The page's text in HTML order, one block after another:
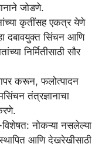
जोडणे.
कृतींसह एकत्र येणे
दबावयुक्त सिंचन आणि
निर्मितीसाठी सौर
करून, फलोत्पादन
तंत्रज्ञानाचा
नोकऱ्या नसलेल्या
आणि देखरेखीसाठी